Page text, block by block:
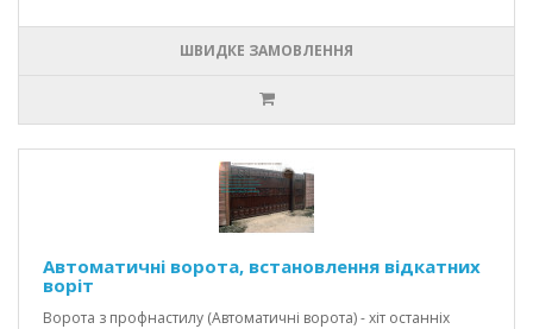
ШВИДКЕ ЗАМОВЛЕННЯ
Автоматичні ворота, встановлення відкатних
воріт
Ворота з профнастилу (Автоматичні ворота) - хіт останніх